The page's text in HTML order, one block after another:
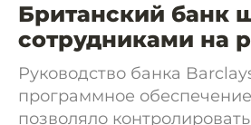
Британский банк
сотрудниками на
Руководство банка
программное
позволяло